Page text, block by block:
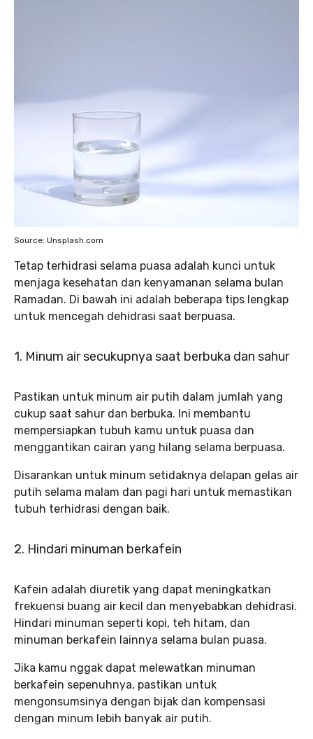
Source: Unsplash.com
Tetap terhidrasi selama puasa adalah kunci untuk
menjaga kesehatan dan kenyamanan selama bulan
Ramadan. Di bawah ini adalah beberapa tips lengkap
untuk mencegah dehidrasi saat berpuasa.
1. Minum air secukupnya saat berbuka dan sahur
Pastikan untuk minum air putih dalam jumlah yang
cukup saat sahur dan berbuka. Ini membantu
mempersiapkan tubuh kamu untuk puasa dan
menggantikan cairan yang hilang selama berpuasa.
Disarankan untuk minum setidaknya delapan gelas air
putih selama malam dan pagi hari untuk memastikan
tubuh terhidrasi dengan baik.
2. Hindari minuman berkafein
Kafein adalah diuretik yang dapat meningkatkan
frekuensi buang air kecil dan menyebabkan dehidrasi.
Hindari minuman seperti kopi, teh hitam, dan
minuman berkafein lainnya selama bulan puasa.
Jika kamu nggak dapat melewatkan minuman
berkafein sepenuhnya, pastikan untuk
mengonsumsinya dengan bijak dan kompensasi
dengan minum lebih banyak air putih.